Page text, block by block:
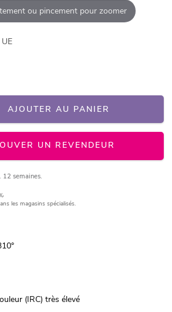
ou pincement pour zoomer
AJOUTER AU PANIER
UN REVENDEUR
12 semaines.
les magasins spécialisés.
(IRC) très élevé